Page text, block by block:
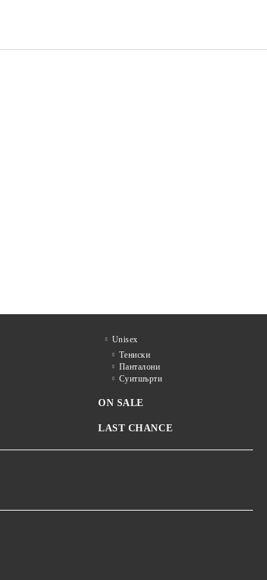
Unisex
Тениски
Панталони
Суитшърти
ON SALE
LAST CHANCE